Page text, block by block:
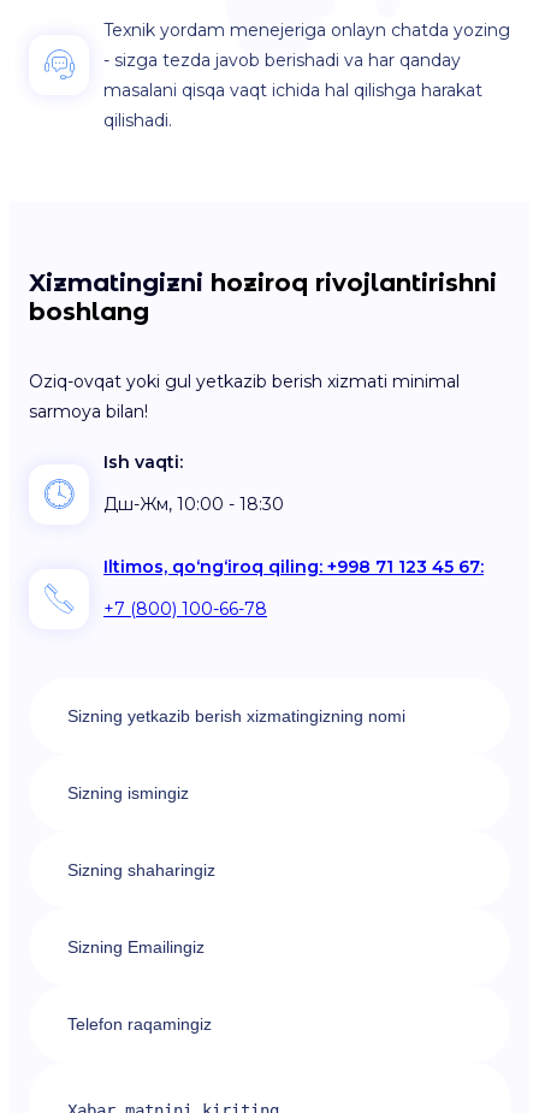
Texnik yordam menejeriga onlayn chatda yozing
- sizga tezda javob berishadi va har qanday
masalani qisqa vaqt ichida hal qilishga harakat
qilishadi.
Xizmatingizni hoziroq rivojlantirishni
boshlang
Oziq-ovqat yoki gul yetkazib berish xizmati minimal
sarmoya bilan!
Ish vaqti:
Дш-Жм, 10:00 - 18:30
Iltimos, qo‘ng‘iroq qiling: +998 71 123 45 67:
+7 (800) 100-66-78